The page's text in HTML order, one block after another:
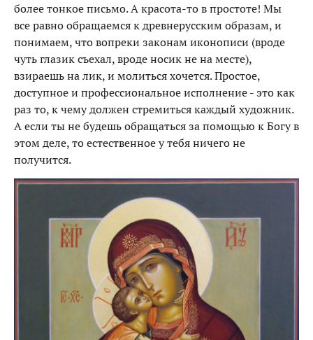
более тонкое письмо. А красота-то в простоте! Мы
все равно обращаемся к древнерусским образам, и
понимаем, что вопреки законам иконописи (вроде
чуть глазик съехал, вроде носик не на месте),
взираешь на лик, и молиться хочется. Простое,
доступное и профессиональное исполнение - это как
раз то, к чему должен стремиться каждый художник.
А если ты не будешь обращаться за помощью к Богу в
этом деле, то естественное у тебя ничего не
получится.